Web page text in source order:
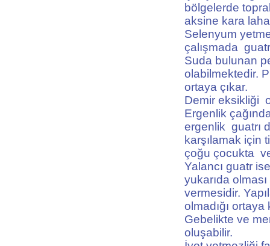
bölgelerde
aksine kara
Selenyum
çalışmada
Suda bulunan
olabilmektedir.
ortaya çıkar.
Demir eksikliği
Ergenlik
ergenlik guatrı
karşılamak için
çoğu çocukta
Yalancı guatr
yukarıda
vermesidir.
olmadığı ortaya
Gebelikte ve
oluşabilir.